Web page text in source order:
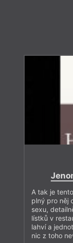
A tak je
plný pro něj
sexu,
lístků v
lahví a
nic z toho